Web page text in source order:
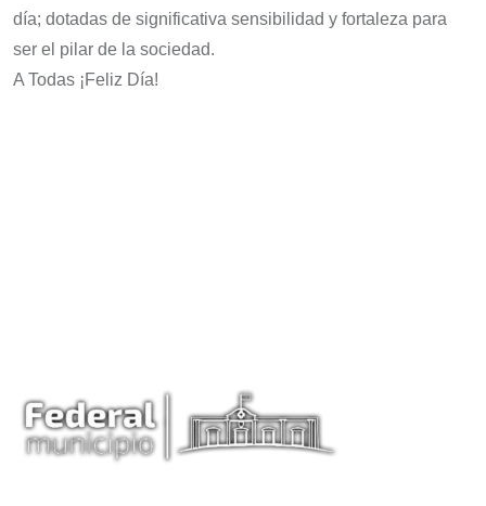
día; dotadas de significativa sensibilidad y fortaleza para
ser el pilar de la sociedad.
A Todas ¡Feliz Día!